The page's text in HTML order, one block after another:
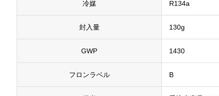
冷媒 R134a
封入量 130g
GWP 1430
フロンラベル B